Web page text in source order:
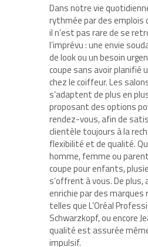
Dans notre vie
rythmée par des emplois
il n’est pas rare de se
l’imprévu : une envie
de look ou un besoin
coupe sans avoir planifié
chez le coiffeur. Les
s’adaptent de plus en
proposant des options
rendez-vous, afin de
clientèle toujours à la
flexibilité et de qualité.
homme, femme ou
coupe pour enfants,
s’offrent à vous. De plus,
enrichie par des marques
telles que L’Oréal
Schwarzkopf, ou encore
qualité est assurée
impulsif.